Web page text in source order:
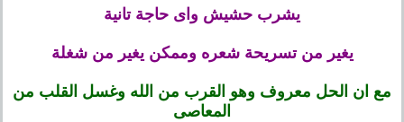
يشرب حشيش واى حاجة تانية
يغير من تسريحة شعره وممكن يغير من شغلة
مع ان الحل معروف وهو القرب من الله وغسل القلب من
المعاصى